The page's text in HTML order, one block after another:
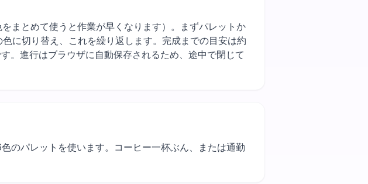
とめて使うと作業が早くなります）。まずパレットか
に切り替え、これを繰り返します。完成までの目安は約
。進行はブラウザに自動保存されるため、途中で閉じて
のパレットを使います。コーヒー一杯ぶん、または通勤